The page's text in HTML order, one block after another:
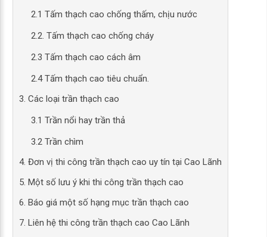
2.1 Tấm thạch cao chống thấm, chịu nước
2.2. Tấm thạch cao chống cháy
2.3 Tấm thạch cao cách âm
2.4 Tấm thạch cao tiêu chuẩn.
3. Các loại trần thạch cao
3.1 Trần nổi hay trần thả
3.2 Trần chìm
4. Đơn vị thi công trần thạch cao uy tín tại Cao Lãnh
5. Một số lưu ý khi thi công trần thạch cao
6. Báo giá một số hạng mục trần thạch cao
7. Liên hệ thi công trần thạch cao Cao Lãnh